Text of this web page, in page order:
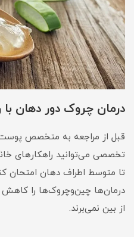
درمان چروک دور دهان
قبل از مراجعه به متخصص پوست
تخصصی می‌توانید راهکارهای
تا متوسط اطراف دهان امتحان
درمان‌ها چین‌وچروک‌ها را کاهش
از بین نمی‌برند.